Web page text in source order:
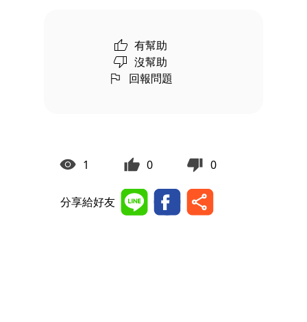
有幫助
沒幫助
回報問題
1 0 0
分享給好友